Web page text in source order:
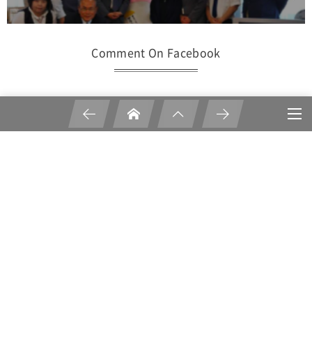
Comment On Facebook